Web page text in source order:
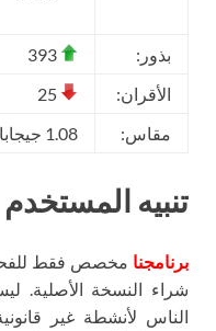
بذور:
الأقران:
مقاس:
1.08 جيجابايت
تنبيه المستخدم
برنامجنا مخصص فقط
شراء النسخة الأصلية.
الناس لأنشطة غير